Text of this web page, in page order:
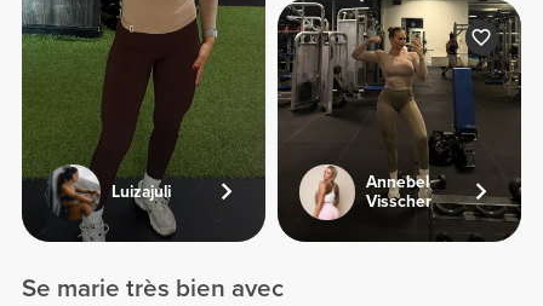
Luizajuli
Annebel
Visscher
Se marie très bien avec